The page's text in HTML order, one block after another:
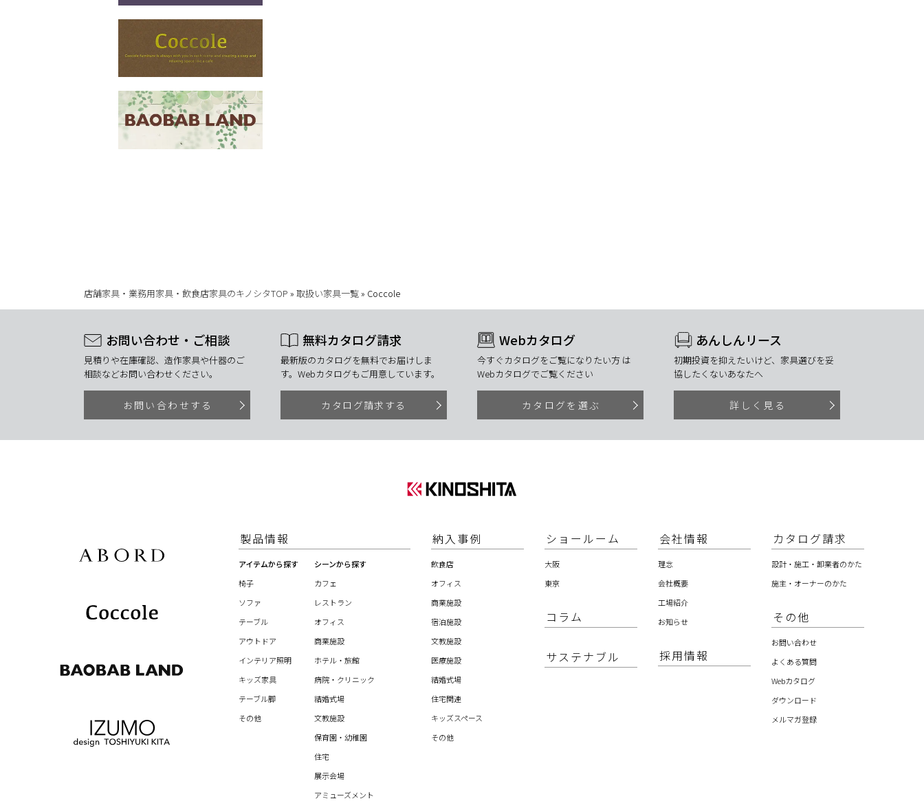
店舗家具・業務用家具・飲食店家具のキノシタTOP » 取扱い家具一覧» Coccole
お問い合わせ・ご相談
見積りや在庫確認、造作家具や什器のご
相談などお問い合わせください。
お問い合わせする
無料カタログ請求
最新版のカタログを無料でお届けしま
す。Webカタログもご用意しています。
カタログ請求する
Webカタログ
今すぐカタログをご覧になりたい方 は
Webカタログでご覧ください
カタログを選ぶ
あんしんリース
初期投資を抑えたいけど、家具選びを妥
協したくないあなたへ
詳しく見る
製品情報
アイテムから探す
椅子
ソファ
テーブル
アウトドア
インテリア照明
キッズ家具
テーブル脚
その他
シーンから探す
カフェ
レストラン
オフィス
商業施設
ホテル・旅館
病院・クリニック
結婚式場
文教施設
保育園・幼稚園
住宅
展示会場
アミューズメント
納入事例
飲食店
オフィス
商業施設
宿泊施設
文教施設
医療施設
結婚式場
住宅関連
キッズスペース
その他
ショールーム
大阪
東京
コラム
サステナブル
会社情報
理念
会社概要
工場紹介
お知らせ
採用情報
カタログ請求
設計・施工・卸業者のかた
施主・オーナーのかた
その他
お問い合わせ
よくある質問
Webカタログ
ダウンロード
メルマガ登録